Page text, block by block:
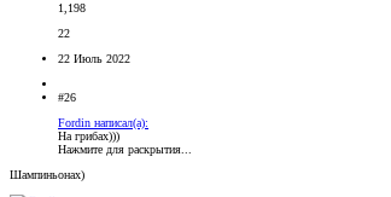
1,198
22
22 Июль 2022
#26
Fordin написал(а):
На грибах)))
Нажмите для раскрытия...
Шампиньонах)